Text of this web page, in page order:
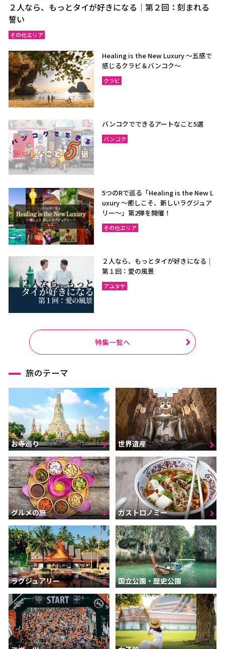
２人なら、もっとタイが好きになる｜第２回：刻まれる
誓い
その他エリア
Healing is the New Luxury ～五感で
感じるクラビ＆バンコク～
クラビ
バンコクでできるアートなこと5選
バンコク
5つのRで巡る「Healing is the New L
uxury ～癒しこそ、新しいラグジュア
リー〜」第2弾を開催！
その他エリア
２人なら、もっとタイが好きになる｜
第１回：愛の風景
アユタヤ
特集一覧へ
旅のテーマ
お寺巡り 世界遺産
グルメの旅 ガストロノミー
ラグジュアリー 国立公園・歴史公園